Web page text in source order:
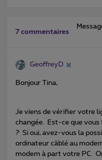
7 commentaires
GeoffreyD
Bonjour Tina,
Je viens de vérifier votre
changée. Est-ce que
? Si oui, avez-vous la
ordinateur câblé au
modem à part votre PC.